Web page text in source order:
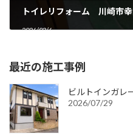
トイレリフォーム 川崎市
2026/03/6
最近の施工事例
ビルトインガレ
2026/07/29